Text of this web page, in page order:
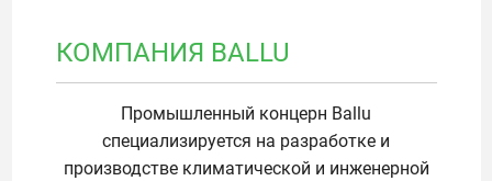
КОМПАНИЯ BALLU
Промышленный концерн Ballu
специализируется на разработке и
производстве климатической и инженерной